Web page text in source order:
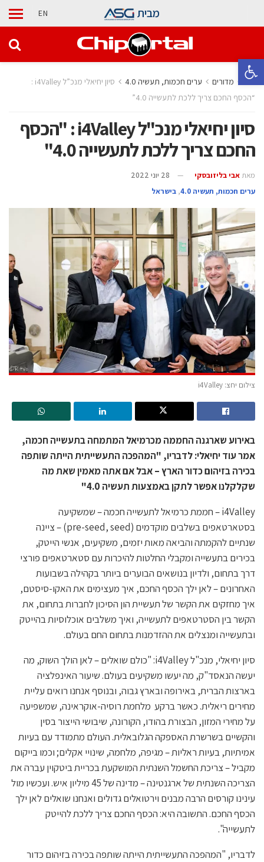
פתח סרגל נגישות
מבית EN
בית מדורים ערים חכמות, תעשיה 4.0
סיון יחיאלי מנכ”ל i4Valley :
“הכסף החכם צריך ללכת לתעשייה 4.0”
סיון יחיאלי מנכ"ל i4Valley : "הכסף
החכם צריך ללכת לתעשייה 4.0"
מאת אבי בליזובסקי
28 יוני 2022
ערים חכמות, תעשיה 4.0
, בישראל
צילום יחצ: i4Valley
באירוע שארגנה החממה מכרמיאל המתמחה בתעשייה חכמה,
אמר עוד יחיאלי: לדבריו, "המהפכה התעשייתית הייתה שותפה
בכירה בזיהום כדור הארץ – אבל אם אתה מאמין שאת מה
שקלקלנו אפשר לתקן באמצעות תעשיה 4.0"
i4Valley – חממת כרמיאל לתעשייה חכמה – שמשקיעה
בסטארטאפים בשלבים מוקדמים (pre-seed, seed) – ציינה
שנתיים להקמתה והביאה מאות יזמים, משקיעים, אנשי הייטק,
בכירים בתעשייה ומקבלי החלטות להיכרות עם סטארטאפים פורצי
דרך בתחום, ולדיון בנושאים הבוערים ביותר בקהילה בשבועות
האחרונים – לאן ילך הכסף החכם, איך מעצימים את האקו-סיסטם,
איך מחזקים את הקשר של תעשיית הון הסיכון לחברות בתחום, את
הקשר בין הסטרטאפים לתעשייה, ואיך משלבים אוכלוסיות בהייטק
ובתעשייה ומנצלים את ההזדמנות בתחום החם בעולם.
סיון יחיאלי, מנכ"ל i4Valley: "כולם שואלים – לאן הולך השוק, מה
יעשה הנאסד"ק, מה יעשו משקיעים בעולם. שיעור האינפלציה
בארצות הברית, באירופה ובארץ גבוה, ובנוסף אנחנו רואים עליית
מחירים ריאלית. כאשר ברקע מלחמת רוסיה-אוקראינה, שמשפיעה
על מחירי המזון, הבצורת בהודו, הקורונה, שיבושי הייצור בסין
והקשיים בשרשרת האספקה הגלובאלית. העולם מתמודד עם בעיות
אמיתיות, בעיות ראליות – מגיפה, מלחמה, שינויי אקלים; וכמו בייקום
מקביל – צריכת החשמל השנתית המושקעת בכריית ביטקוין עברה את
הצריכה השנתית של ארגנטינה – מדינה של 45 מיליון איש. ועכשיו מול
עינינו קורסים הרבה מבנים וירטואלים גדולים ואנחנו שואלים לאן ילך
הכסף החכם. התשובה היא: הכסף החכם צריך ללכת להייטק
לתעשייה".
לדבריו, "המהפכה התעשייתית הייתה שותפה בכירה בזיהום כדור